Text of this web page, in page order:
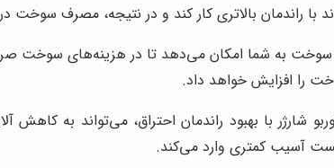
با راندمان بالاتری کار کند و در نتیجه، مصرف
به شما امکان می‌دهد تا در هزینه‌های سوخت
را افزایش خواهد داد.
آسیب کمتری وارد می‌کند.